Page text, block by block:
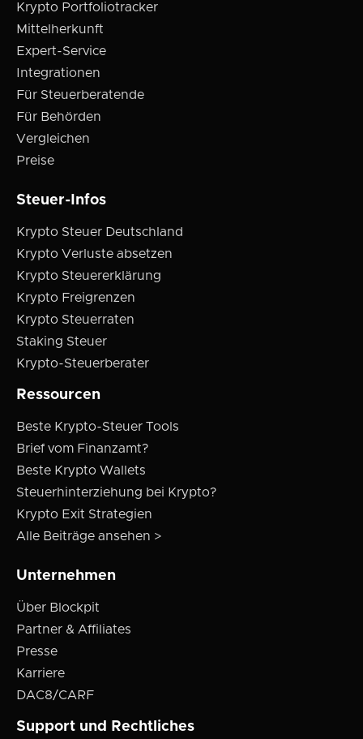
Krypto Portfoliotracker
Mittelherkunft
Expert-Service
Integrationen
Für Steuerberatende
Für Behörden
Vergleichen
Preise
Steuer-Infos
Krypto Steuer Deutschland
Krypto Verluste absetzen
Krypto Steuererklärung
Krypto Freigrenzen
Krypto Steuerraten
Staking Steuer
Krypto-Steuerberater
Ressourcen
Beste Krypto-Steuer Tools
Brief vom Finanzamt?
Beste Krypto Wallets
Steuerhinterziehung bei Krypto?
Krypto Exit Strategien
Alle Beiträge ansehen >
Unternehmen
Über Blockpit
Partner & Affiliates
Presse
Karriere
DAC8/CARF
Support und Rechtliches